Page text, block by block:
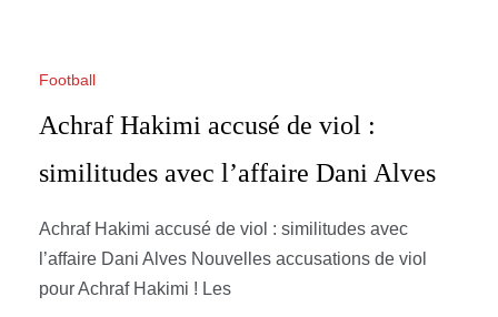
Football
Achraf Hakimi accusé de viol :
similitudes avec l’affaire Dani Alves
Achraf Hakimi accusé de viol : similitudes avec
l’affaire Dani Alves Nouvelles accusations de viol
pour Achraf Hakimi ! Les